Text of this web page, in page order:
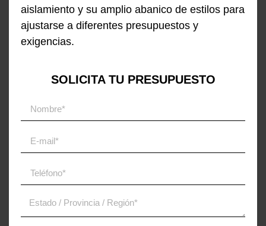
aislamiento y su amplio abanico de estilos para
ajustarse a diferentes presupuestos y
exigencias.
SOLICITA TU PRESUPUESTO